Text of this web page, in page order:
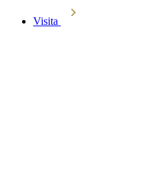
Visita